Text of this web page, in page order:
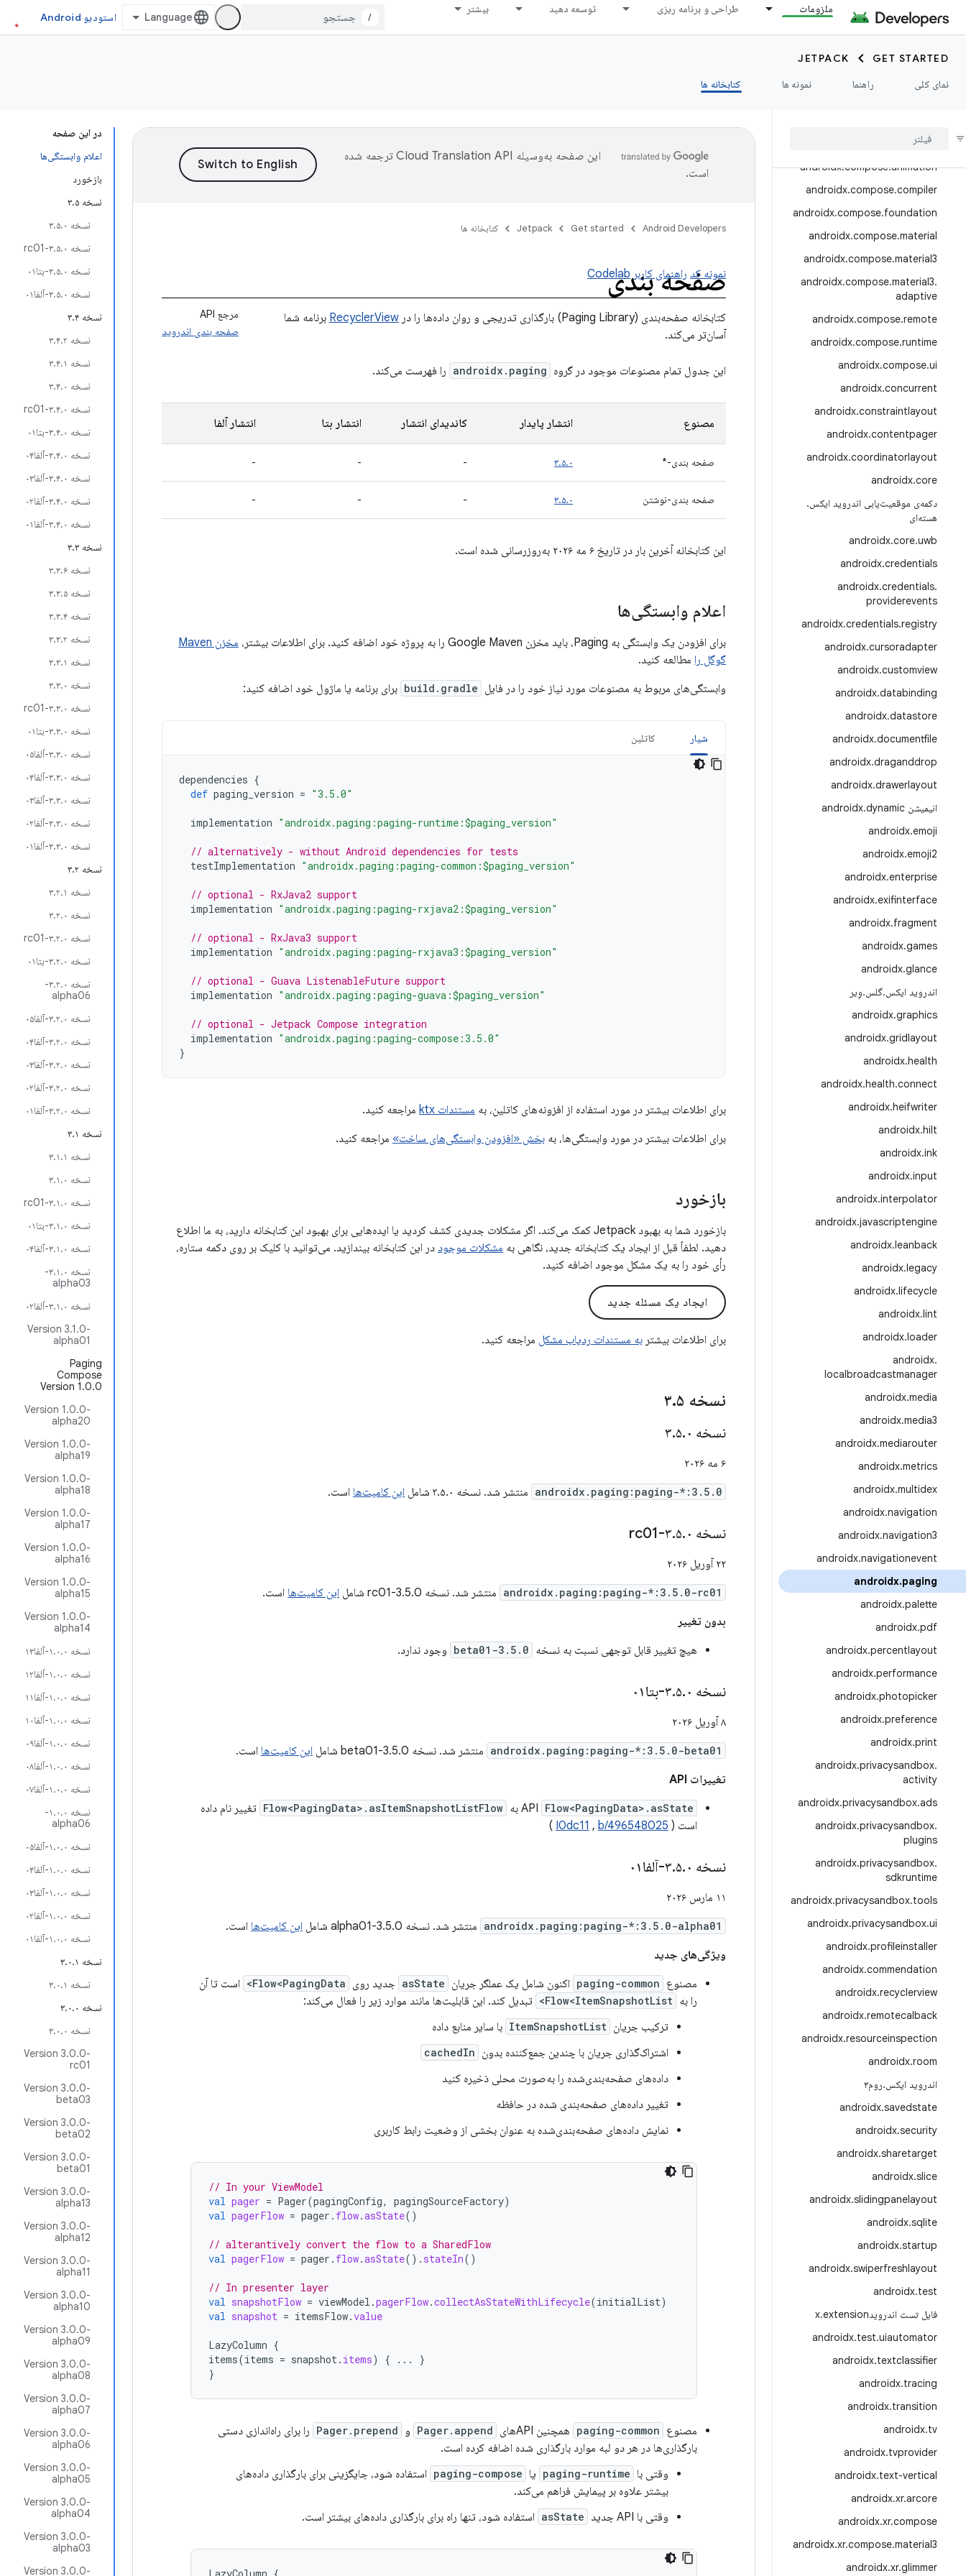
ملزومات طراحی و برنامه ریزی توسعه دهید بیشتر
/ استودیو Android
GET STARTED
JETPACK
نمای کلی
راهنما نمونه ها کتابخانه ها
androidx.camera.media3
androidx.camera.viewfinder
androidx.car
compose
androidx.compose.animation
androidx.compose.compiler
androidx.compose.foundation
androidx.compose.material
androidx.compose.material3
androidx.compose.material3.
adaptive
androidx.compose.remote
androidx.compose.runtime
androidx.compose.ui
androidx.concurrent
androidx.constraintlayout
androidx.contentpager
androidx.coordinatorlayout
androidx.core
دکمه‌ی موقعیت‌یابی اندروید ایکس.
هسته‌ای
androidx.core.uwb
androidx.credentials
androidx.credentials.
providerevents
androidx.credentials.registry
androidx.cursoradapter
androidx.customview
androidx.databinding
androidx.datastore
androidx.documentfile
androidx.draganddrop
androidx.drawerlayout
انیمیشن androidx
.dynamic
androidx.emoji
androidx.emoji2
androidx.enterprise
androidx.exifinterface
androidx.fragment
androidx.games
androidx.glance
اندروید ایکس.گلس.وِیر
androidx.graphics
androidx.gridlayout
androidx.health
androidx.health.connect
androidx.heifwriter
androidx.hilt
androidx.ink
androidx.input
androidx.interpolator
androidx.javascriptengine
androidx.leanback
androidx.legacy
androidx.lifecycle
androidx.lint
androidx.loader
androidx.
localbroadcastmanager
androidx.media
androidx.media3
androidx.mediarouter
androidx.metrics
androidx.multidex
androidx.navigation
androidx.navigation3
androidx.navigationevent
androidx.paging
androidx.palette
androidx.pdf
androidx.percentlayout
androidx.performance
androidx.photopicker
androidx.preference
androidx.print
androidx.privacysandbox.
activity
androidx.privacysandbox.ads
androidx.privacysandbox.
plugins
androidx.privacysandbox.
sdkruntime
androidx.privacysandbox.tools
androidx.privacysandbox.ui
androidx.profileinstaller
androidx.commendation
androidx.recyclerview
androidx.remotecalback
androidx.resourceinspection
androidx.room
اندروید ایکس.روم۳
androidx.savedstate
androidx.security
androidx.sharetarget
androidx.slice
androidx.slidingpanelayout
androidx.sqlite
androidx.startup
androidx.swiperfreshlayout
androidx.test
فایل تست اندرویدx
.extension
androidx.test.uiautomator
androidx.textclassifier
androidx.tracing
androidx.transition
androidx.tv
androidx.tvprovider
androidx.text-vertical
androidx.xr.arcore
androidx.xr.compose
androidx.xr.compose.material3
androidx.xr.glimmer
در این صفحه
اعلام وابستگی‌ها
بازخورد
نسخه ۳.۵
نسخه ۳.۵.۰
نسخه ۳.۵.۰-rc01
نسخه ۳.۵.۰-بتا۰۱
نسخه ۳.۵.۰-آلفا۰۱
نسخه ۳.۴
نسخه ۳.۴.۲
نسخه ۳.۴.۱
نسخه ۳.۴.۰
نسخه ۳.۴.۰-rc01
نسخه ۳.۴.۰-بتا۰۱
نسخه ۳.۴.۰-آلفا۰۴
نسخه ۳.۴.۰-آلفا۰۳
نسخه ۳.۴.۰-آلفا۰۲
نسخه ۳.۴.۰-آلفا۰۱
نسخه ۳.۳
نسخه ۳.۳.۶
نسخه ۳.۳.۵
نسخه ۳.۳.۴
نسخه ۳.۳.۲
نسخه ۳.۳.۱
نسخه ۳.۳.۰
نسخه ۳.۳.۰-rc01
نسخه ۳.۳.۰-بتا۰۱
نسخه ۳.۳.۰-آلفا۰۵
نسخه ۳.۳.۰-آلفا۰۴
نسخه ۳.۳.۰-آلفا۰۳
نسخه ۳.۳.۰-آلفا۰۲
نسخه ۳.۳.۰-آلفا۰۱
نسخه ۳.۲
نسخه ۳.۲.۱
نسخه ۳.۲.۰
نسخه ۳.۲.۰-rc01
نسخه ۳.۲.۰-بتا۰۱
نسخه ۳.۲.۰-
alpha06
نسخه ۳.۲.۰-آلفا۰۵
نسخه ۳.۲.۰-آلفا۰۴
نسخه ۳.۲.۰-آلفا۰۳
نسخه ۳.۲.۰-آلفا۰۲
نسخه ۳.۲.۰-آلفا۰۱
نسخه ۳.۱
نسخه ۳.۱.۱
نسخه ۳.۱.۰
نسخه ۳.۱.۰-rc01
نسخه ۳.۱.۰-بتا۰۱
نسخه ۳.۱.۰-آلفا۰۴
نسخه ۳.۱.۰-
alpha03
نسخه ۳.۱.۰-آلفا۰۲
Version 3.1.0-
alpha01
Paging
Compose
Version 1.0.0
Version 1.0.0-
alpha20
Version 1.0.0-
alpha19
Version 1.0.0-
alpha18
Version 1.0.0-
alpha17
Version 1.0.0-
alpha16
Version 1.0.0-
alpha15
Version 1.0.0-
alpha14
نسخه ۱.۰.۰-آلفا۱۳
نسخه ۱.۰.۰-آلفا۱۲
نسخه ۱.۰.۰-آلفا۱۱
نسخه ۱.۰.۰-آلفا۱۰
نسخه ۱.۰.۰-آلفا۰۹
نسخه ۱.۰.۰-آلفا۰۸
نسخه ۱.۰.۰-آلفا۰۷
نسخه ۱.۰.۰-
alpha06
نسخه ۱.۰.۰-آلفا۰۵
نسخه ۱.۰.۰-آلفا۰۴
نسخه ۱.۰.۰-آلفا۰۳
نسخه ۱.۰.۰-آلفا۰۲
نسخه ۱.۰.۰-آلفا۰۱
نسخه ۳.۰.۱
نسخه ۳.۰.۱
نسخه ۳.۰.۰
نسخه ۳.۰.۰
Version 3.0.0-
rc01
Version 3.0.0-
beta03
Version 3.0.0-
beta02
Version 3.0.0-
beta01
Version 3.0.0-
alpha13
Version 3.0.0-
alpha12
Version 3.0.0-
alpha11
Version 3.0.0-
alpha10
Version 3.0.0-
alpha09
Version 3.0.0-
alpha08
Version 3.0.0-
alpha07
Version 3.0.0-
alpha06
Version 3.0.0-
alpha05
Version 3.0.0-
alpha04
Version 3.0.0-
alpha03
Version 3.0.0-
این صفحه به‌وسیله
ترجمه شده
است.
Android Developers
Get started
Jetpack کتابخانه ها
صفحه بندی
نمونه کد راهنمای کاربر Codelab
مرجع API
صفحه بندی اندروید
کتابخانه صفحه‌بندی (Paging Library) بارگذاری تدریجی و روان داده‌ها را در RecyclerView برنامه شما
آسان‌تر می‌کند.
این جدول تمام مصنوعات موجود در گروه androidx.paging را فهرست می‌کند.
مصنوع انتشار پایدار کاندیدای انتشار انتشار بتا انتشار آلفا
صفحه بندی-* ۳.۵.۰ -
-
-
صفحه بندی-نوشتن ۳.۵.۰ -
-
-
این کتابخانه آخرین بار در تاریخ ۶ مه ۲۰۲۶ به‌روزرسانی شده است.
اعلام وابستگی‌ها
برای افزودن یک وابستگی به Paging، باید مخزن Google Maven را به پروژه خود اضافه کنید. برای اطلاعات بیشتر،
مخزن Maven
گوگل را مطالعه کنید.
وابستگی‌های مربوط به مصنوعات مورد نیاز خود را در فایل build.gradle برای برنامه یا ماژول خود اضافه کنید:
شیار کاتلین
dependencies {
def paging_version = "3.5.0"
implementation "androidx.paging:paging-runtime:$paging_version"
// alternatively - without Android dependencies for tests
testImplementation "androidx.paging:paging-common:$paging_version"
// optional - RxJava2 support
implementation "androidx.paging:paging-rxjava2:$paging_version"
// optional - RxJava3 support
implementation "androidx.paging:paging-rxjava3:$paging_version"
// optional - Guava ListenableFuture support
implementation "androidx.paging:paging-guava:$paging_version"
// optional - Jetpack Compose integration
implementation "androidx.paging:paging-compose:3.5.0"
}
برای اطلاعات بیشتر در مورد استفاده از افزونه‌های کاتلین، به مستندات ktx
مراجعه کنید.
برای اطلاعات بیشتر در مورد وابستگی‌ها، به بخش «افزودن وابستگی‌های ساخت» مراجعه کنید.
بازخورد
بازخورد شما به بهبود Jetpack کمک می‌کند. اگر مشکلات جدیدی کشف کردید یا ایده‌هایی برای بهبود این کتابخانه دارید، به ما اطلاع
دهید. لطفاً قبل از ایجاد یک کتابخانه جدید، نگاهی به مشکلات موجود در این کتابخانه بیندازید. می‌توانید با کلیک بر روی دکمه ستاره،
رأی خود را به یک مشکل موجود اضافه کنید.
ایجاد یک مسئله جدید
برای اطلاعات بیشتر به مستندات ردیاب مشکل مراجعه کنید.
نسخه ۳ .۵
نسخه ۳ .۵.۰
۶ مه ۲۰۲۶
androidx.paging:paging-*:3.5.0 منتشر شد. نسخه ۳.۵.۰ شامل این کامیت‌ها است.
نسخه ۳ .۵.۰-rc01
۲۲ آوریل ۲۰۲۶
androidx.paging:paging-*:3.5.0-rc01 منتشر شد. نسخه 3.5.0-rc01 شامل این کامیت‌ها است.
بدون تغییر
هیچ تغییر قابل توجهی نسبت به نسخه 3.5.0-beta01 وجود ندارد.
نسخه ۳ .۵.۰-بتا۰۱
۸ آوریل ۲۰۲۶
androidx.paging:paging-*:3.5.0-beta01 منتشر شد. نسخه 3.5.0-beta01 شامل این کامیت‌ها است.
تغییرات API
API Flow<PagingData>.asState به Flow<PagingData>.asItemSnapshotListFlow تغییر نام داده
است (
I0dc11 , b/496548025
)
نسخه ۳ .۵.۰-آلفا۰۱
۱۱ مارس ۲۰۲۶
androidx.paging:paging-*:3.5.0-alpha01 منتشر شد. نسخه 3.5.0-alpha01 شامل این کامیت‌ها است.
ویژگی‌های جدید
مصنوع paging-common اکنون شامل یک عملگر جریان asState جدید روی Flow<PagingData>
است تا آن
را به Flow<ItemSnapshotList>
تبدیل کند. این قابلیت‌ها مانند موارد زیر را فعال می‌کند:
ترکیب جریان ItemSnapshotList با سایر منابع داده
اشتراک‌گذاری جریان با چندین جمع‌کننده بدون cachedIn
داده‌های صفحه‌بندی‌شده را به‌صورت محلی ذخیره کنید
تغییر داده‌های صفحه‌بندی شده در حافظه
نمایش داده‌های صفحه‌بندی‌شده به عنوان بخشی از وضعیت رابط کاربری
// In your ViewModel
val pager = Pager(pagingConfig, pagingSourceFactory)
val pagerFlow = pager . flow.asState()
// alterantively convert the flow to a SharedFlow
val pagerFlow = pager . flow.asState(). stateIn()
// In presenter layer
val snapshotFlow = viewModel .pagerFlow.collectAsStateWithLifecycle(initialList)
val snapshot = itemsFlow.value
LazyColumn {
items(items = snapshot. items) { ...
}
}
مصنوع paging-common همچنین APIهای Pager.append و Pager.prepend را برای راه‌اندازی دستی
بارگذاری‌ها در هر دو لبه موارد بارگذاری شده اضافه کرده است.
وقتی با paging-runtime یا paging-compose استفاده شود، جایگزینی برای بارگذاری داده‌های
بیشتر علاوه بر پیمایش فراهم می‌کند.
وقتی با API جدید
asState استفاده شود، تنها راه برای بارگذاری داده‌های بیشتر است.